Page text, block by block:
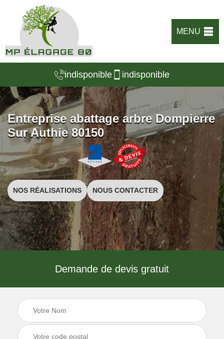
MENU
indisponible indisponible
Entreprise abattage arbre Dompierre
Sur Authie 80150
NOS RÉALISATIONS NOUS CONTACTER
Demande de devis gratuit